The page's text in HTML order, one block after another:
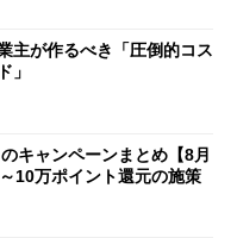
主が作るべき「圧倒的コス
」
キャンペーンまとめ【8月
10万ポイント還元の施策